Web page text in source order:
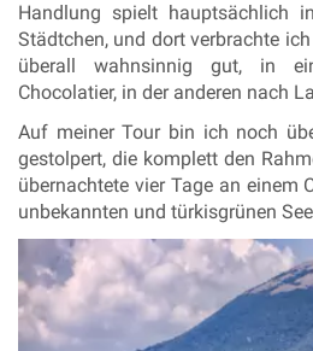
Handlung spielt hauptsächlich
Städtchen, und dort verbrachte
überall wahnsinnig gut, in
Chocolatier, in der anderen nach
Auf meiner Tour bin ich noch
gestolpert, die komplett den
übernachtete vier Tage an einem
unbekannten und türkisgrünen